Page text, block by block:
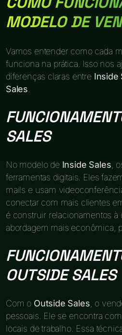
MODELO DE
Vamos entender como cada
funciona na prática. Isso nos
diferenças claras entre Inside
Sales
SALES
No modelo de Inside Sales ,
ferramentas digitais. Eles
mails e usam
conectar com mais clientes
é construir relacionamentos à
abordagem mais econômica,
OUTSIDE SALES
Com o Outside Sales , o
pessoais. Ele se encontra
locais de trabalho. Essa